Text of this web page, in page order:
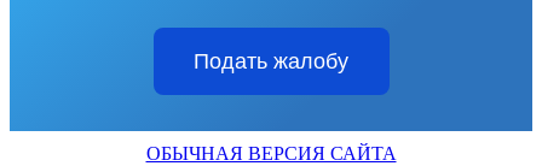
Подать жалобу
ОБЫЧНАЯ ВЕРСИЯ САЙТА